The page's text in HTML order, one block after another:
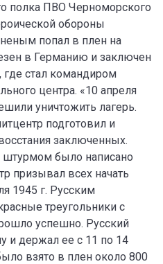
полка ПВО Черноморского
обороны
попал в плен на
в Германию и заключен
где стал командиром
центра. «10 апреля
уничтожить лагерь.
подготовил и
заключенных.
было написано
призывал всех начать
1945 г. Русским
треугольники с
успешно. Русский
и держал ее с 11 по 14
взято в плен около 800